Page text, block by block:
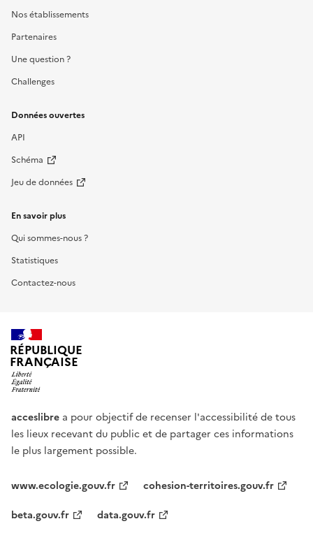
Nos établissements
Partenaires
Une question ?
Challenges
Données ouvertes
API
Schéma
Jeu de données
En savoir plus
Qui sommes-nous ?
Statistiques
Contactez-nous
RÉPUBLIQUE
FRANÇAISE
acceslibre a pour objectif de recenser l'accessibilité de tous
les lieux recevant du public et de partager ces informations
le plus largement possible.
www.ecologie.gouv.fr
cohesion-territoires.gouv.fr
beta.gouv.fr
data.gouv.fr